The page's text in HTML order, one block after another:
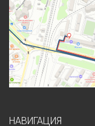
НАВИГАЦИЯ